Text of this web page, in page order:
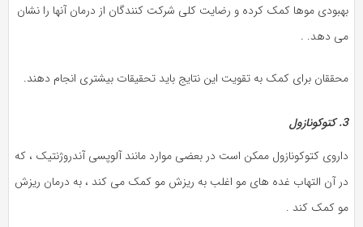
بهبودی موها کمک کرده و رضایت کلی شرکت کنندگان از درمان آنها را نشان
می دهد. .
محققان برای کمک به تقویت این نتایج باید تحقیقات بیشتری انجام دهند.
3. کتوکونازول
داروی کتوکونازول ممکن است در بعضی موارد مانند آلوپسی آندروژنتیک ، که
در آن التهاب غده های مو اغلب به ریزش مو کمک می کند ، به درمان ریزش
مو کمک کند .